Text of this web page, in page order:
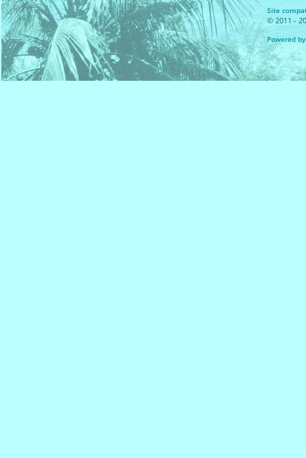
Site
© 2011 -
Powered by